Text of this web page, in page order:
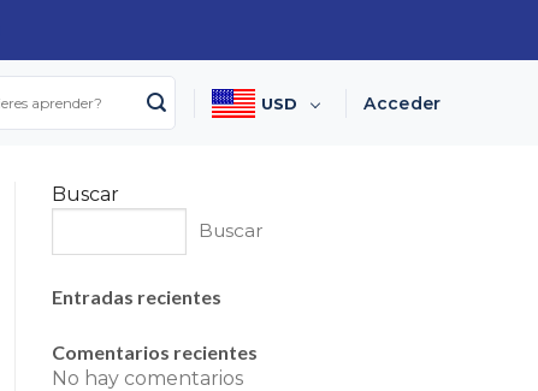
USD Acceder
Buscar
Buscar
Entradas recientes
Comentarios recientes
No hay comentarios